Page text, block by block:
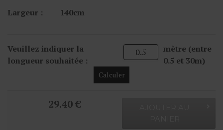
Largeur : 140cm
Veuillez indiquer la
longueur souhaitée :
mètre (entre
0.5 et 30m)
Calculer
29.40 €